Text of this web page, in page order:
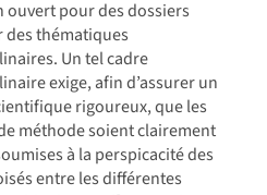
ouvert pour des dossiers
thématiques
Un tel cadre
exige, afin d’assurer un
rigoureux, que les
méthode soient clairement
à la perspicacité des
entre les différentes